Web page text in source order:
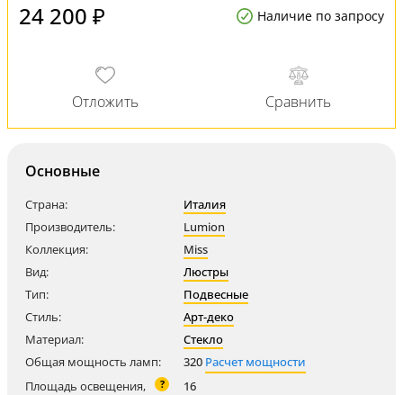
24 200 ₽ Наличие по запросу
Основные
Страна:
Италия
Производитель:
Lumion
Коллекция:
Miss
Вид:
Люстры
Тип:
Подвесные
Стиль:
Арт-деко
Материал:
Стекло
Общая мощность ламп:
320 Расчет мощности
Площадь освещения,
? 16